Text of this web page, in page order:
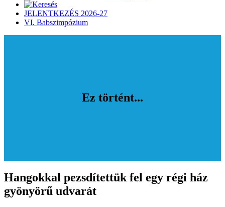
JELENTKEZÉS 2026-27
VI. Babszimpózium
Ez történt...
Hangokkal pezsdítettük fel egy régi ház
gyönyörű udvarát